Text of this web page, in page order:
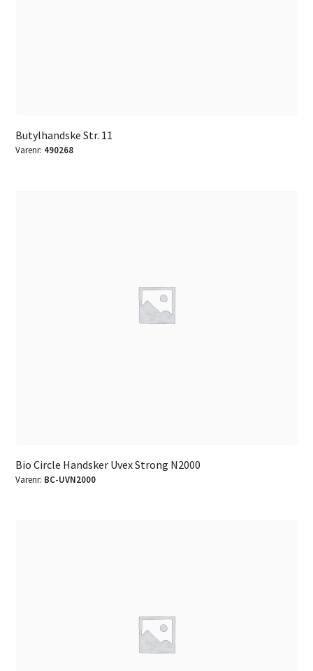
Butylhandske Str. 11
Varenr: 490268
Bio Circle Handsker Uvex Strong N2000
Varenr: BC-UVN2000